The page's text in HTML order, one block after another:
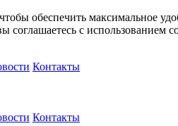
обеспечить максимальное
соглашаетесь с использованием
Контакты
Контакты